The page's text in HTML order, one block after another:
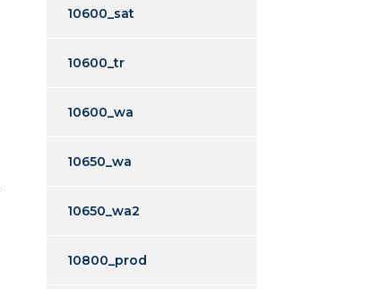
10600_sat
10600_tr
10600_wa
10650_wa
10650_wa2
10800_prod